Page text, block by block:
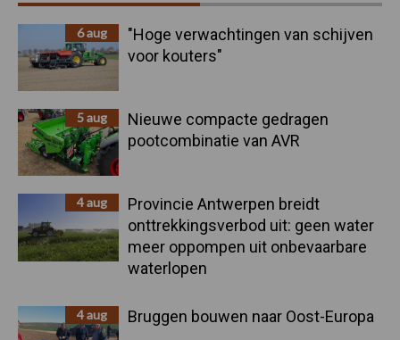
Sidebar
6 aug
"Hoge verwachtingen van schijven
voor kouters"
5 aug
Nieuwe compacte gedragen
pootcombinatie van AVR
4 aug
Provincie Antwerpen breidt
onttrekkingsverbod uit: geen water
meer oppompen uit onbevaarbare
waterlopen
4 aug Bruggen bouwen naar Oost-Europa